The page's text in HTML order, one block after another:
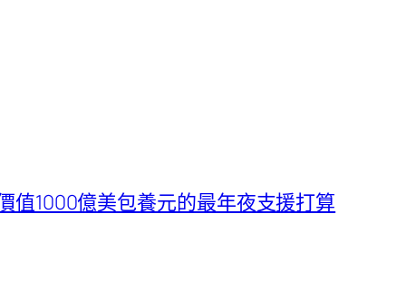
值1000億美包養元的最年夜支援打算